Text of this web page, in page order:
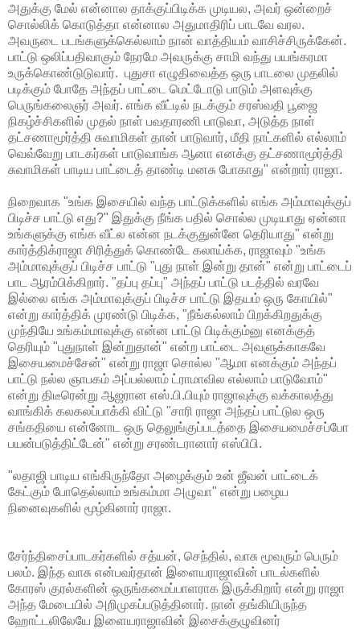
அதுக்கு மேல் என்னால தாக்குப்பிடிக்க முடியல, அவர் ஒன்றைச்
சொல்லிக் கொடுத்தா என்னால அதுமாதிரிப் பாடவே வரல.
அவருடை படங்களுக்கெல்லாம் நான் வாத்தியம் வாசிச்சிருக்கேன்.
பாட்டு ஒலிப்பதிவாகும் நேரமே அவருக்கு சாமி வந்து பயங்கரமா
உருக்கொண்டுடுவார். புதுசா எழுதிவைத்த ஒரு பாடலை முதலில்
படிக்கும் போதே அந்தப் பாட்டை மெட்டோடு பாடும் அளவுக்கு
பெருங்கலைஞர் அவர். எங்க வீட்டில் நடக்கும் சரஸ்வதி பூஜை
நிகழ்ச்சிகளில் முதல் நாள் பவதாரணி பாடுவா, அடுத்த நாள்
தட்சணாமூர்த்தி சுவாமிகள் தான் பாடுவார், மீதி நாட்களில் எல்லாம்
வெவ்வேறு பாடகர்கள் பாடுவாங்க ஆனா எனக்கு தட்சணாமூர்த்தி
சுவாமிகள் பாடிய பாட்டைத் தாண்டி மனசு போகாது" என்றார் ராஜா.
நிறைவாக "உங்க இசையில் வந்த பாட்டுக்களில் எங்க அம்மாவுக்குப்
பிடிச்ச பாட்டு எது?" இதுக்கு நீங்க பதில் சொல்ல முடியாது ஏன்னா
உங்களுக்கு எங்க வீட்ல என்ன நடக்குதுன்னே தெரியாது" என்று
கார்த்திக்ராஜா சிரித்துக் கொண்டே கலாய்க்க, ராஜாவும் "உங்க
அம்மாவுக்குப் பிடிச்ச பாட்டு "புது நாள் இன்று தான்" என்று பாட்டைப்
பாட ஆரம்பிக்கிறார். "தப்பு தப்பு" அந்தப் பாட்டு படத்தில் வரவே
இல்லை எங்க அம்மாவுக்குப் பிடிச்ச பாட்டு இதயம் ஒரு கோயில்"
என்று கார்த்திக் முரண்டு பிடிக்க, "நீங்கல்லாம் பிறக்கிறதுக்கு
முந்தியே உங்கம்மாவுக்கு என்ன பாட்டு பிடிக்கும்னு எனக்குத்
தெரியும் "புதுநாள் இன்றுதான்" என்ற பாட்டை அவளுக்காகவே
இசையமைச்சேன்" என்று ராஜா சொல்ல "ஆமா எனக்கும் அந்தப்
பாட்டு நல்ல ஞாபகம் அப்பல்லாம் ட்ராமாவில எல்லாம் பாடுவோம்"
என்று திடீரென்று ஆஜரான எஸ்.பி.பியும் ராஜாவுக்கு வக்காலத்து
வாங்கிக் கலகலப்பாக்கி விட்டு "சாரி ராஜா அந்தப் பாட்டுல ஒரு
சங்கதியை என்னோட ஒரு தெலுங்குப்படத்தை இசையமைச்சப்போ
பயன்படுத்திட்டேன்" என்று சரண்டரானார் எஸ்பிபி.
"லதாஜி பாடிய எங்கிருந்தோ அழைக்கும் உன் ஜீவன் பாட்டைக்
கேட்கும் போதெல்லாம் உங்கம்மா அழுவா" என்று பழைய
நினைவுகளில் மூழ்கினார் ராஜா.
சேர்ந்திசைப்பாடகர்களில் சத்யன், செந்தில், வாசு மூவரும் பெரும்
பலம். இந்த வாசு என்பவர்தான் இளையராஜாவின் பாடல்களில்
கோரஸ் குரல்களின் ஒருங்கமைப்பாளராக இருக்கிறார் என்று ராஜா
அந்த மேடையில் அறிமுகப்படுத்தினார். நான் தங்கியிருந்த
ஹோட்டலிலேயே இளையராஜாவின் இசைக்குழுவினர்